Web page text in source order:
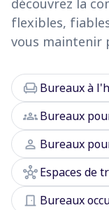
découvrez la
flexibles,
vous maintenir
chair Bureaux à
groupsBureaux
person Bureaux
hubEspaces de
door_front Bureaux